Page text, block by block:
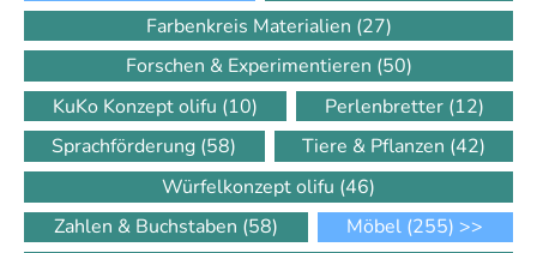
Farbenkreis Materialien (27)
Forschen & Experimentieren (50)
KuKo Konzept olifu (10) Perlenbretter (12)
Sprachförderung (58) Tiere & Pflanzen (42)
Würfelkonzept olifu (46)
Zahlen & Buchstaben (58) Möbel (255) >>